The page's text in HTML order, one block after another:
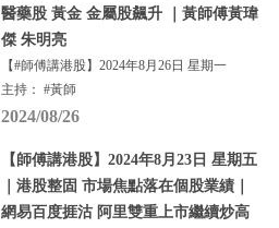
醫藥股 黃金 金屬股飆升 ｜黃師傅黃瑋
傑 朱明亮
【#師傅講港股】2024年8月26日 星期一
主持： #黃師
2024/08/26
【師傅講港股】2024年8月23日 星期五
｜港股整固 市場焦點落在個股業績｜
網易百度捱沽 阿里雙重上市繼續炒高